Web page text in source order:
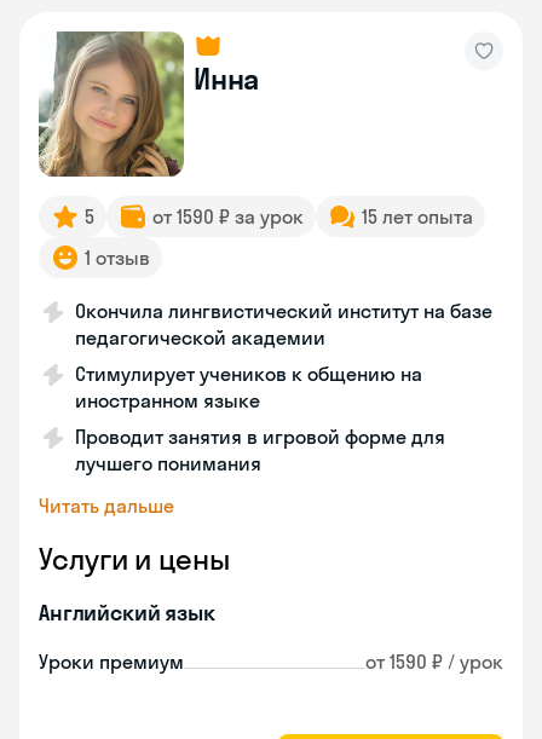
Инна
5 от 1590 ₽ за урок
15 лет опыта
1 отзыв
Окончила лингвистический институт на базе
педагогической академии
Стимулирует учеников к общению на
иностранном языке
Проводит занятия в игровой форме для
лучшего понимания
Читать дальше
Услуги и цены
Английский язык
Уроки премиум от 1590 ₽ / урок